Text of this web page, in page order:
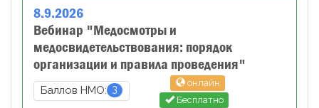
8.9.2026
Вебинар "Медосмотры и
медосвидетельствования: порядок
организации и правила проведения"
Баллов НМО: 3
онлайн
Бесплатно